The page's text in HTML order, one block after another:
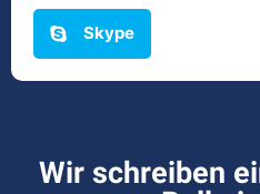
Skype
Wir schreiben